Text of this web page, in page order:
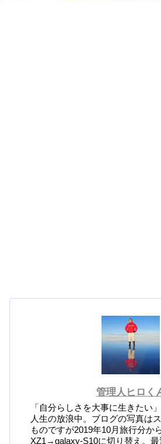
管理人ヒロく
「自分らしさを大事に生きたい
人生の放浪中。ブログの写真は
ものですが2019年10月旅行分か
XZ1→galaxy-S10に切り替え。